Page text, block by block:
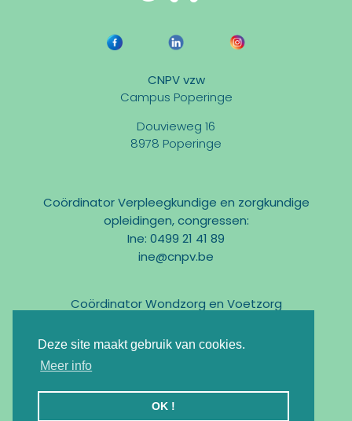
Deze site maakt gebruik van cookies.
Meer info
OK !
CNPV vzw
Campus Poperinge
Douvieweg 16
8978 Poperinge
Coördinator Verpleegkundige en zorgkundige
opleidingen, congressen:
Ine: 0499 21 41 89
ine@cnpv.be
Coördinator Wondzorg en Voetzorg
marc@cnpv.be
Registratie KMO-Portefeuille : DV.O105524